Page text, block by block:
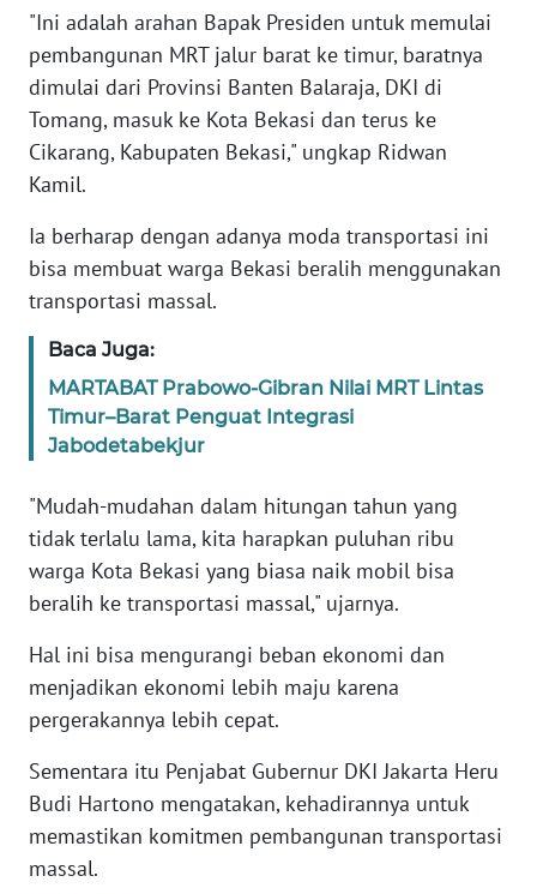
"Ini adalah arahan Bapak Presiden untuk memulai
pembangunan MRT jalur barat ke timur, baratnya
dimulai dari Provinsi Banten Balaraja, DKI di
Tomang, masuk ke Kota Bekasi dan terus ke
Cikarang, Kabupaten Bekasi," ungkap Ridwan
Kamil.
Ia berharap dengan adanya moda transportasi ini
bisa membuat warga Bekasi beralih menggunakan
transportasi massal.
Baca Juga:
MARTABAT Prabowo-Gibran Nilai MRT Lintas
Timur–Barat Penguat Integrasi
Jabodetabekjur
"Mudah-mudahan dalam hitungan tahun yang
tidak terlalu lama, kita harapkan puluhan ribu
warga Kota Bekasi yang biasa naik mobil bisa
beralih ke transportasi massal," ujarnya.
Hal ini bisa mengurangi beban ekonomi dan
menjadikan ekonomi lebih maju karena
pergerakannya lebih cepat.
Sementara itu Penjabat Gubernur DKI Jakarta Heru
Budi Hartono mengatakan, kehadirannya untuk
memastikan komitmen pembangunan transportasi
massal.
News
Regional
SUMUT
WN
JAKARTA
JABAR
WN
BANTEN
WN
KEPRI
WN
PAPUA
WN
BARAT
WN
RIAU